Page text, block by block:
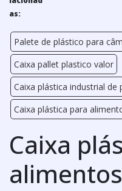
as:
Palete de plástico para
Caixa pallet plastico valor
Caixa plástica industrial de
Caixa plástica para
Caixa
alimentos